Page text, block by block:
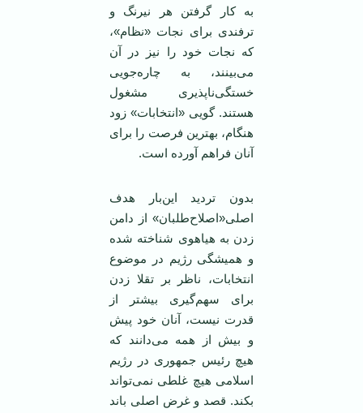
به کار گرفتن هر نیرنگ و
ترفندی برای نجات «نظام»،
که نجات خود را نیز در آن
می‌بینند، به چاره‌جویی
خستگی‌ناپذیری مشغول
هستند. گویی «انتخابات» زود
هنگام، بهترین فرصت را برای
آنان فراهم آورده است.
بدون تردید این‌بار هدف
اصلی«اصلاح‌طلبان» از دامن
زدن به هیاهوی شناخته شده
و همیشگی رژیم در موضوع
انتخابات، ناظر بر تقلا زدن
برای سهم‌گیری بیشتر از
قدرت نیست، آنان خود پیش
و بیش از همه می‌دانند که
هیچ رئیس جمهوری در رژیم
اسلامی هیچ غلطی نمی‌تواند
بکند. قصد و غرض اصلی باند